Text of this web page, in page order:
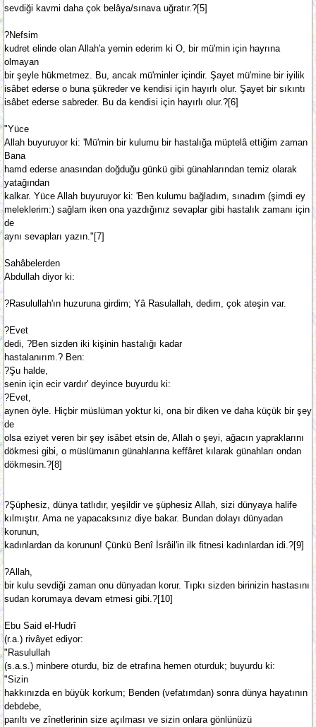
sevdiği kavmi daha çok belâya/sınava uğratır.?[5]
?Nefsim
kudret elinde olan Allah'a yemin ederim ki O, bir mü'min için hayrına
olmayan
bir şeyle hükmetmez. Bu, ancak mü'minler içindir. Şayet mü'mine bir iyilik
isâbet ederse o buna şükreder ve kendisi için hayırlı olur. Şayet bir sıkıntı
isâbet ederse sabreder. Bu da kendisi için hayırlı olur.?[6]
"Yüce
Allah buyuruyor ki: 'Mü'min bir kulumu bir hastalığa müptelâ ettiğim zaman
Bana
hamd ederse anasından doğduğu günkü gibi günahlarından temiz olarak
yatağından
kalkar. Yüce Allah buyuruyor ki: 'Ben kulumu bağladım, sınadım (şimdi ey
meleklerim:) sağlam iken ona yazdığınız sevaplar gibi hastalık zamanı için
de
aynı sevapları yazın."[7]
Sahâbelerden
Abdullah diyor ki:
?Rasulullah'ın huzuruna girdim; Yâ Rasulallah, dedim, çok ateşin var.
?Evet
dedi, ?Ben sizden iki kişinin hastalığı kadar
hastalanırım.? Ben:
?Şu halde,
senin için ecir vardır' deyince buyurdu ki:
?Evet,
aynen öyle. Hiçbir müslüman yoktur ki, ona bir diken ve daha küçük bir şey
de
olsa eziyet veren bir şey isâbet etsin de, Allah o şeyi, ağacın yapraklarını
dökmesi gibi, o müslümanın günahlarına keffâret kılarak günahları ondan
dökmesin.?[8]
?Şüphesiz, dünya tatlıdır, yeşildir ve şüphesiz Allah, sizi dünyaya halife
kılmıştır. Ama ne yapacaksınız diye bakar. Bundan dolayı dünyadan
korunun,
kadınlardan da korunun! Çünkü Benî İsrâil'in ilk fitnesi kadınlardan idi.?[9]
?Allah,
bir kulu sevdiği zaman onu dünyadan korur. Tıpkı sizden birinizin hastasını
sudan korumaya devam etmesi gibi.?[10]
Ebu Said el-Hudrî
(r.a.) rivâyet ediyor:
"Rasulullah
(s.a.s.) minbere oturdu, biz de etrafına hemen oturduk; buyurdu ki:
"Sizin
hakkınızda en büyük korkum; Benden (vefatımdan) sonra dünya hayatının
debdebe,
parıltı ve zînetlerinin size açılması ve sizin onlara gönlünüzü